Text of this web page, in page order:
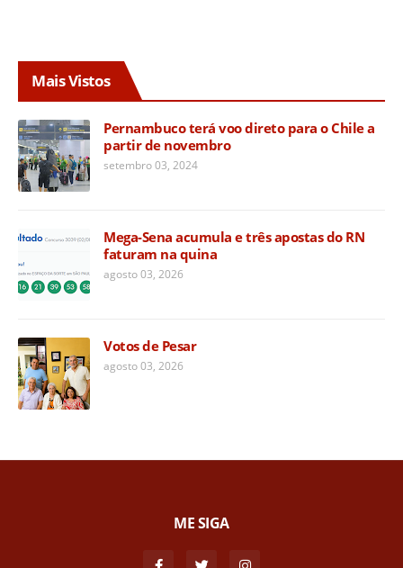
Mais Vistos
Pernambuco terá voo direto para o Chile a
partir de novembro
setembro 03, 2024
Mega-Sena acumula e três apostas do RN
faturam na quina
agosto 03, 2026
Votos de Pesar
agosto 03, 2026
ME SIGA